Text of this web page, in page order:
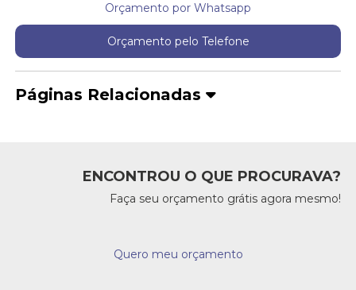
Orçamento por Whatsapp
Orçamento pelo Telefone
Páginas Relacionadas
ENCONTROU O QUE PROCURAVA?
Faça seu orçamento grátis agora mesmo!
Quero meu orçamento